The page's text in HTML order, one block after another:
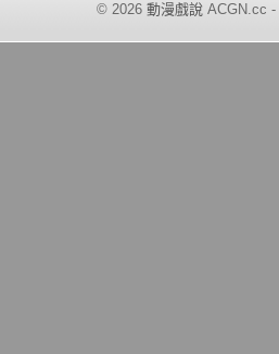
© 2026 動漫戲說 ACGN.cc